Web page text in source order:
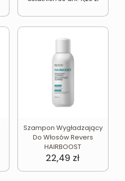
Szampon Wygładzający
Do Włosów Revers
HAIRBOOST
22,49 zł